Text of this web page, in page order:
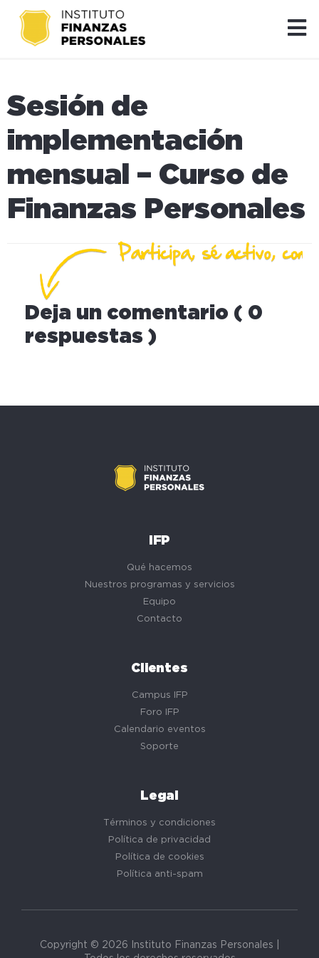
Sesión de
implementación
mensual – Curso de
Finanzas Personales
Deja un comentario ( 0
respuestas )
IFP
Qué hacemos
Nuestros programas y servicios
Equipo
Contacto
Clientes
Campus IFP
Foro IFP
Calendario eventos
Soporte
Legal
Términos y condiciones
Política de privacidad
Política de cookies
Política anti-spam
Copyright © 2026 Instituto Finanzas Personales |